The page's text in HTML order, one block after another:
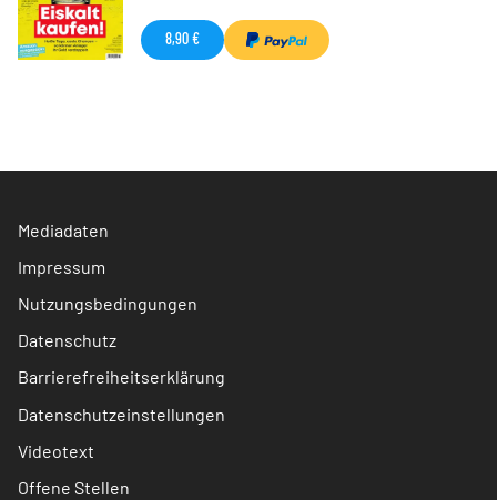
8,90 €
Mediadaten
Impressum
Nutzungsbedingungen
Datenschutz
Barrierefreiheitserklärung
Datenschutzeinstellungen
Videotext
Offene Stellen